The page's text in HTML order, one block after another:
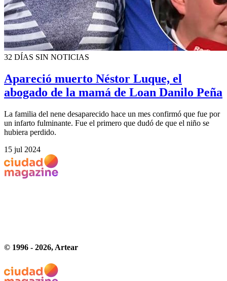
32 DÍAS SIN NOTICIAS
Apareció muerto Néstor Luque, el
abogado de la mamá de Loan Danilo Peña
La familia del nene desaparecido hace un mes confirmó que fue por
un infarto fulminante. Fue el primero que dudó de que el niño se
hubiera perdido.
15 jul 2024
© 1996 - 2026, Artear